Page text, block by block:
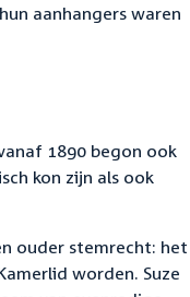
aanhangers waren
1890 begon ook
kon zijn als ook
ouder stemrecht: het
worden. Suze